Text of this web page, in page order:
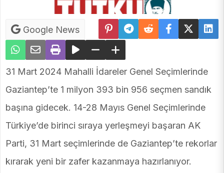
Google News
31 Mart 2024 Mahalli İdareler Genel Seçimlerinde
Gaziantep’te 1 milyon 393 bin 956 seçmen sandık
başına gidecek. 14-28 Mayıs Genel Seçimlerinde
Türkiye’de birinci sıraya yerleşmeyi başaran AK
Parti, 31 Mart seçimlerinde de Gaziantep’te rekorlar
kırarak yeni bir zafer kazanmaya hazırlanıyor.